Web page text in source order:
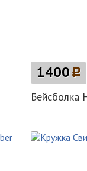
1400p
Бейсболка